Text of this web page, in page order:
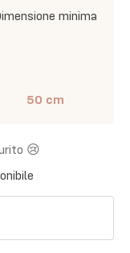
minima
50 cm
😢